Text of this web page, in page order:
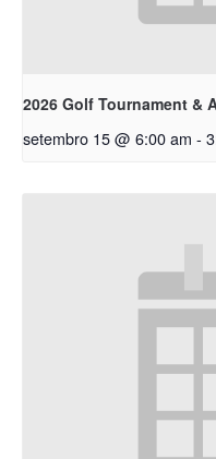
2026 Golf Tournament &
setembro 15 @ 6:00 am -